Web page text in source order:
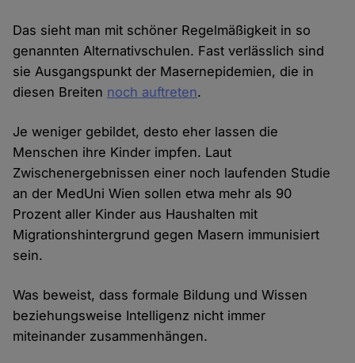
Das sieht man mit schöner Regelmäßigkeit in so
genannten Alternativschulen. Fast verlässlich sind
sie Ausgangspunkt der Masernepidemien, die in
diesen Breiten noch auftreten.
Je weniger gebildet, desto eher lassen die
Menschen ihre Kinder impfen. Laut
Zwischenergebnissen einer noch laufenden Studie
an der MedUni Wien sollen etwa mehr als 90
Prozent aller Kinder aus Haushalten mit
Migrationshintergrund gegen Masern immunisiert
sein.
Was beweist, dass formale Bildung und Wissen
beziehungsweise Intelligenz nicht immer
miteinander zusammenhängen.